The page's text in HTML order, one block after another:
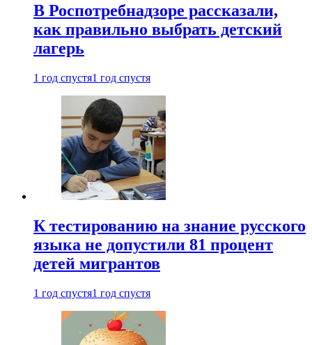
В Роспотребнадзоре рассказали,
как правильно выбрать детский
лагерь
1 год спустя1 год спустя
К тестированию на знание русского
языка не допустили 81 процент
детей мигрантов
1 год спустя1 год спустя